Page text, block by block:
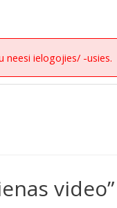
neesi ielogojies/ -usies.
video”